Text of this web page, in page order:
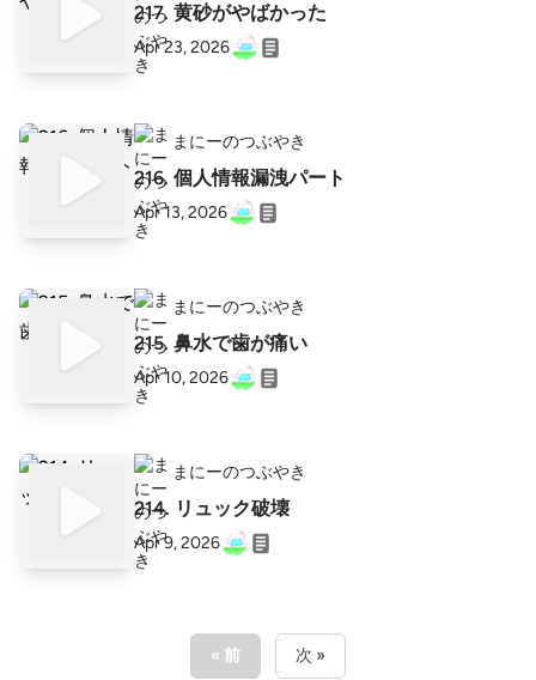
217. 黄砂がやばかった
Apr 23, 2026
まにーのつぶやき
216. 個人情報漏洩パート
Apr 13, 2026
まにーのつぶやき
215. 鼻水で歯が痛い
Apr 10, 2026
まにーのつぶやき
214. リュック破壊
Apr 9, 2026
« 前 次 »